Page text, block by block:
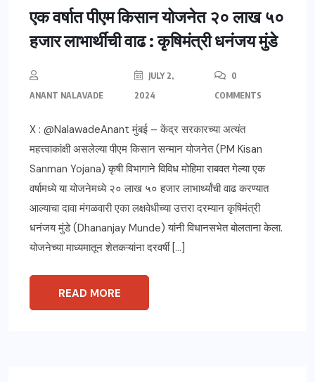
एक वर्षात पीएम किसान योजनेत २० लाख ५०
हजार लाभार्थींची वाढ : कृषिमंत्री धनंजय मुंडे
ANANT NALAVADE
JULY 2,
2024
0
COMMENTS
X : @NalawadeAnant मुंबई – केंद्र सरकारच्या अत्यंत
महत्त्वाकांक्षी असलेल्या पीएम किसान सन्मान योजनेत (PM Kisan
Sanman Yojana) कृषी विभागाने विविध मोहिमा राबवत गेल्या एक
वर्षामध्ये या योजनेमध्ये २० लाख ५० हजार लाभार्थ्यांची वाढ करण्यात
आल्याचा दावा मंगळवारी एका लक्षवेधीच्या उत्तरा दरम्यान कृषिमंत्री
धनंजय मुंडे (Dhananjay Munde) यांनी विधानसभेत बोलताना केला.
योजनेच्या माध्यमातून शेतकऱ्यांना दरवर्षी […]
READ MORE